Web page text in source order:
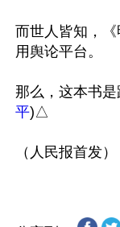
而世人皆知，
用舆论平台。
那么，这本书
平)△